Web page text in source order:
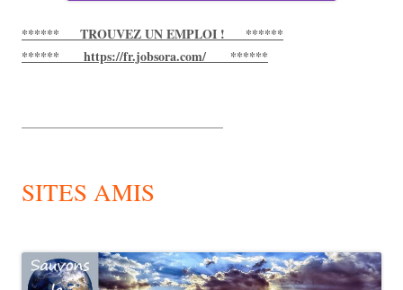
****** TROUVEZ UN EMPLOI ! ******
****** https://fr.jobsora.com/ ******
SITES AMIS